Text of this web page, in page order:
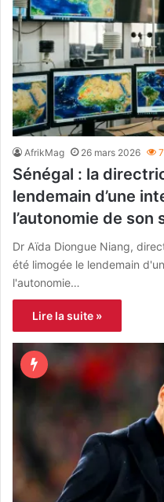
AfrikMag 26 mars 2026
Sénégal : la
lendemain d’une
l’autonomie de son
Dr Aïda Diongue Niang,
été limogée le lendemain
l'autonomie…
Lire la suite »